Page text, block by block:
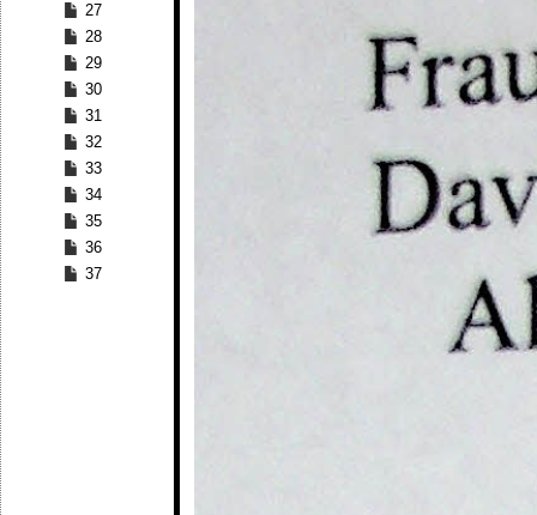
27
28
29
30
31
32
33
34
35
36
37